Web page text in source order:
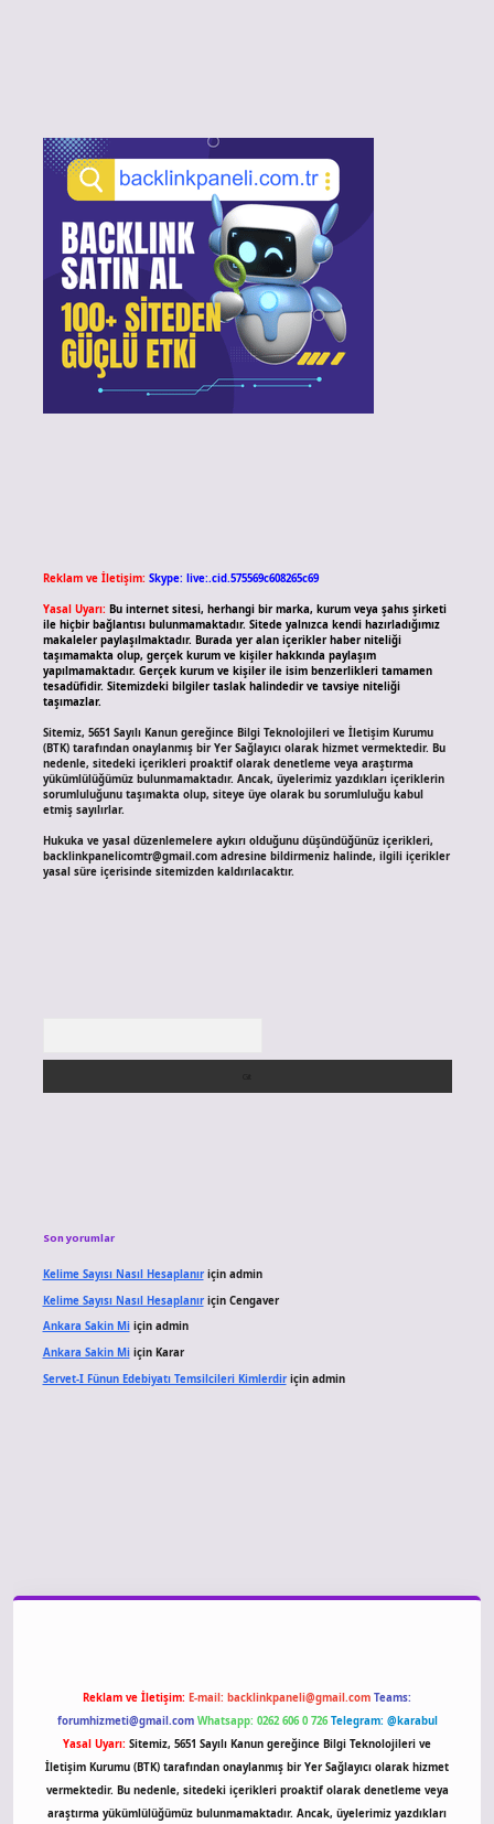
Reklam ve İletişim: Skype: live:.cid.575569c608265c69
Yasal Uyarı: Bu internet sitesi, herhangi bir marka, kurum veya şahıs şirketi
ile hiçbir bağlantısı bulunmamaktadır. Sitede yalnızca kendi hazırladığımız
makaleler paylaşılmaktadır. Burada yer alan içerikler haber niteliği
taşımamakta olup, gerçek kurum ve kişiler hakkında paylaşım
yapılmamaktadır. Gerçek kurum ve kişiler ile isim benzerlikleri tamamen
tesadüfidir. Sitemizdeki bilgiler taslak halindedir ve tavsiye niteliği
taşımazlar.
Sitemiz, 5651 Sayılı Kanun gereğince Bilgi Teknolojileri ve İletişim Kurumu
(BTK) tarafından onaylanmış bir Yer Sağlayıcı olarak hizmet vermektedir. Bu
nedenle, sitedeki içerikleri proaktif olarak denetleme veya araştırma
yükümlülüğümüz bulunmamaktadır. Ancak, üyelerimiz yazdıkları içeriklerin
sorumluluğunu taşımakta olup, siteye üye olarak bu sorumluluğu kabul
etmiş sayılırlar.
Hukuka ve yasal düzenlemelere aykırı olduğunu düşündüğünüz içerikleri,
backlinkpanelicomtr@gmail.comadresine bildirmeniz halinde, ilgili içerikler
yasal süre içerisinde sitemizden kaldırılacaktır.
Son yorumlar
Kelime Sayısı Nasıl Hesaplanıriçin admin
Kelime Sayısı Nasıl Hesaplanıriçin Cengaver
Ankara Sakin Miiçin admin
Ankara Sakin Miiçin Karar
Servet-I Fünun Edebiyatı Temsilcileri Kimlerdiriçin admin
Reklam ve İletişim: E-mail: backlinkpaneli@gmail.com Teams:
forumhizmeti@gmail.com Whatsapp: 0262 606 0 726 Telegram: @karabul
Yasal Uyarı: Sitemiz, 5651 Sayılı Kanun gereğince Bilgi Teknolojileri ve
İletişim Kurumu (BTK) tarafından onaylanmış bir Yer Sağlayıcı olarak hizmet
vermektedir. Bu nedenle, sitedeki içerikleri proaktif olarak denetleme veya
araştırma yükümlülüğümüz bulunmamaktadır. Ancak, üyelerimiz yazdıkları